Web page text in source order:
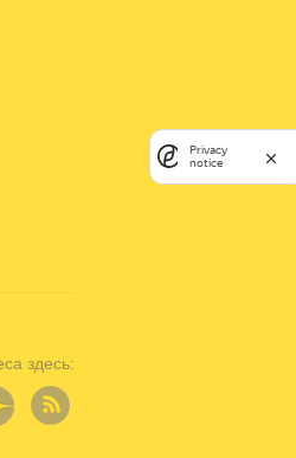
здесь:
Privacy
notice